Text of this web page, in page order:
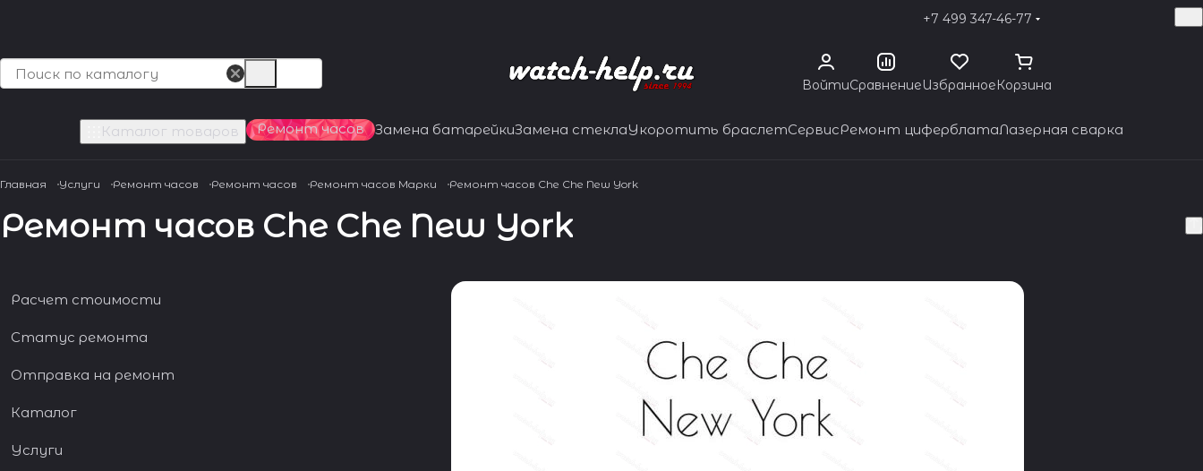
+7 499 347-46-77
ВойтиСравнениеИзбранноеКорзина
Каталог товаров Ремонт часов Замена батарейкиЗамена стеклаУкоротить браслетСервисРемонт циферблатаЛазерная сварка
Главная Услуги Ремонт часов Ремонт часов Ремонт часов Марки Ремонт часов Che Che New York
Ремонт часов Che Che New York
Расчет стоимости
Статус ремонта
Отправка на ремонт
Каталог
Услуги